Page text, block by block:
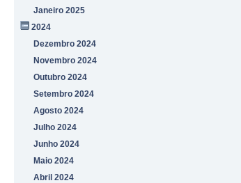
Janeiro 2025
2024
Dezembro 2024
Novembro 2024
Outubro 2024
Setembro 2024
Agosto 2024
Julho 2024
Junho 2024
Maio 2024
Abril 2024